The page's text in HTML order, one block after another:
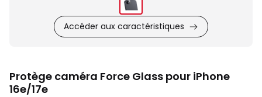
Accéder aux caractéristiques
Protège caméra Force Glass pour iPhone
16e/17e